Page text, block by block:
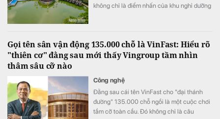
không chỉ là điểm nhấn của khu nghỉ dưỡng
Gọi tên sân vận động 135.000 chỗ là VinFast: Hiểu rõ
"thiên cơ" đằng sau mới thấy Vingroup tầm nhìn
thâm sâu cỡ nào
Công nghệ
Đằng sau cái tên VinFast cho "đại thánh
đường" 135.000 chỗ ngồi là một cuộc chơi
tầm cỡ toàn cầu. Đó không chỉ là câu